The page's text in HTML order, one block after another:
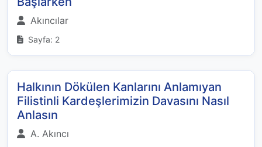
Akıncılar
Sayfa: 2
Halkının Dökülen Kanlarını Anlamıyan
Filistinli Kardeşlerimizin Davasını Nasıl
Anlasın
A. Akıncı